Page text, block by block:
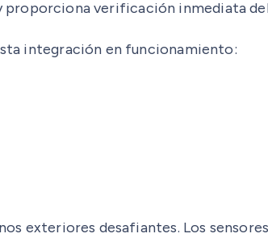
proporciona verificación inmediata
integración en funcionamiento:
exteriores desafiantes. Los